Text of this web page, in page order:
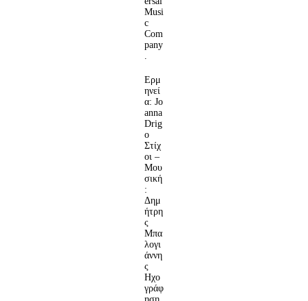
Musi
c
Com
pany
Ερμ
ηνεί
α: Jo
anna
Drig
o
Στίχ
οι –
Μου
σική
:
Δημ
ήτρη
ς
Μπα
λογι
άννη
ς
Ηχο
γράφ